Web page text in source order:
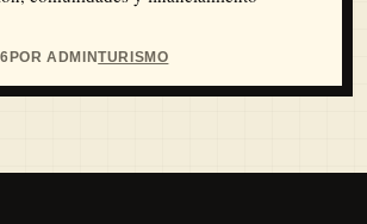
POR ADMINTURISMO